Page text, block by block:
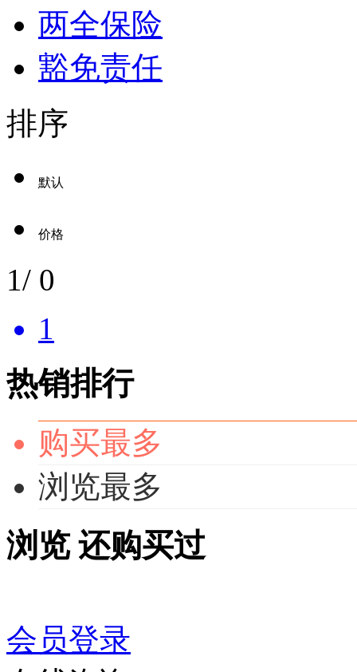
两全保险
豁免责任
排序
默认
价格
1/ 0
1
热销排行
购买最多
浏览最多
浏览 还购买过
会员登录